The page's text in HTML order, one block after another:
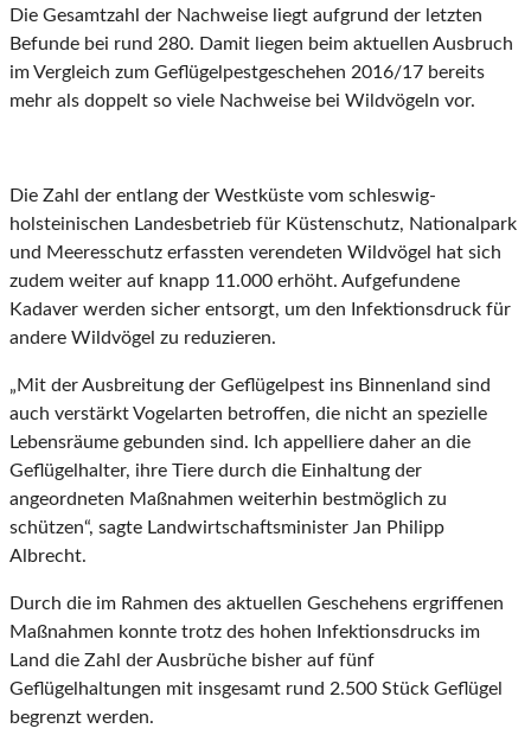
Die Gesamtzahl der Nachweise liegt aufgrund der letzten
Befunde bei rund 280. Damit liegen beim aktuellen Ausbruch
im Vergleich zum Geflügelpestgeschehen 2016/17 bereits
mehr als doppelt so viele Nachweise bei Wildvögeln vor.
Die Zahl der entlang der Westküste vom schleswig-
holsteinischen Landesbetrieb für Küstenschutz, Nationalpark
und Meeresschutz erfassten verendeten Wildvögel hat sich
zudem weiter auf knapp 11.000 erhöht. Aufgefundene
Kadaver werden sicher entsorgt, um den Infektionsdruck für
andere Wildvögel zu reduzieren.
„Mit der Ausbreitung der Geflügelpest ins Binnenland sind
auch verstärkt Vogelarten betroffen, die nicht an spezielle
Lebensräume gebunden sind. Ich appelliere daher an die
Geflügelhalter, ihre Tiere durch die Einhaltung der
angeordneten Maßnahmen weiterhin bestmöglich zu
schützen“, sagte Landwirtschaftsminister Jan Philipp
Albrecht.
Durch die im Rahmen des aktuellen Geschehens ergriffenen
Maßnahmen konnte trotz des hohen Infektionsdrucks im
Land die Zahl der Ausbrüche bisher auf fünf
Geflügelhaltungen mit insgesamt rund 2.500 Stück Geflügel
begrenzt werden.